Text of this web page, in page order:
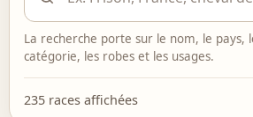
La recherche porte sur le nom, le pays,
catégorie, les robes et les usages.
235 races affichées